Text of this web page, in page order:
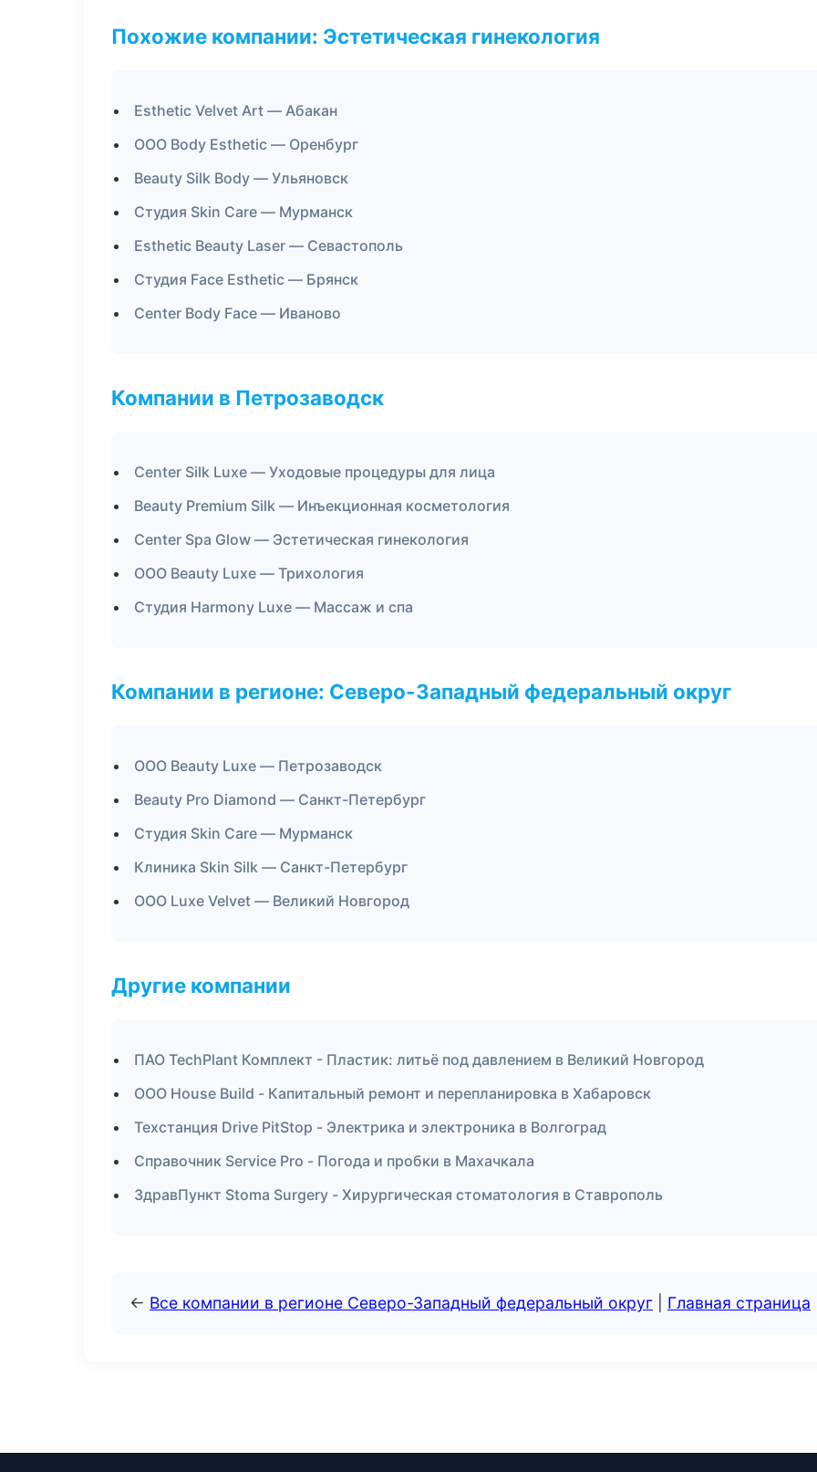
Похожие компании: Эстетическая гинекология
Esthetic Velvet Art — Абакан
ООО Body Esthetic — Оренбург
Beauty Silk Body — Ульяновск
Студия Skin Care — Мурманск
Esthetic Beauty Laser — Севастополь
Студия Face Esthetic — Брянск
Center Body Face — Иваново
Компании в Петрозаводск
Center Silk Luxe — Уходовые процедуры для лица
Beauty Premium Silk — Инъекционная косметология
Center Spa Glow — Эстетическая гинекология
ООО Beauty Luxe — Трихология
Студия Harmony Luxe — Массаж и спа
Компании в регионе: Северо-Западный федеральный округ
ООО Beauty Luxe — Петрозаводск
Beauty Pro Diamond — Санкт-Петербург
Студия Skin Care — Мурманск
Клиника Skin Silk — Санкт-Петербург
ООО Luxe Velvet — Великий Новгород
Другие компании
ПАО TechPlant Комплект - Пластик: литьё под давлением в Великий Новгород
ООО House Build - Капитальный ремонт и перепланировка в Хабаровск
Техстанция Drive PitStop - Электрика и электроника в Волгоград
Справочник Service Pro - Погода и пробки в Махачкала
ЗдравПункт Stoma Surgery - Хирургическая стоматология в Ставрополь
← Все компании в регионе Северо-Западный федеральный округ Главная страница